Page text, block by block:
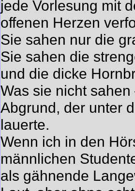
jede Vorlesung mit
offenen Herzen
Sie sahen nur die
Sie sahen die
und die dicke
Was sie nicht
Abgrund, der unter
lauerte.
Wenn ich in den
männlichen
als gähnende